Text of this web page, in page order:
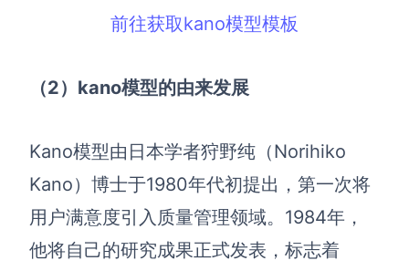
AI生成用户旅程图
AI生成甘特图
AI生成组织结构图
AI生成5Why分析
AI生成平衡计分卡
AI生成时间管理四象限
AI生成胜任力模型
前往获取kano模型模板
（2）kano模型的由来发展
Kano模型由日本学者狩野纯（Norihiko
Kano）博士于1980年代初提出，第一次将
用户满意度引入质量管理领域。1984年，
他将自己的研究成果正式发表，标志着